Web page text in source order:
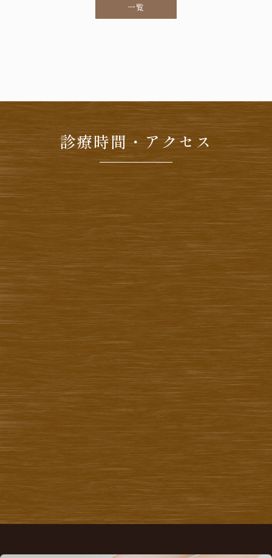
一覧
診療時間・アクセス
医院までの経路を確認
水
10:00~13:30 ● ● ●
14:30~19:00 ●
休診日：木・日・祝（振替診療あり）
最終受付：終了30分前（13:00 / 18:30）
電話番号：06-4792-6480